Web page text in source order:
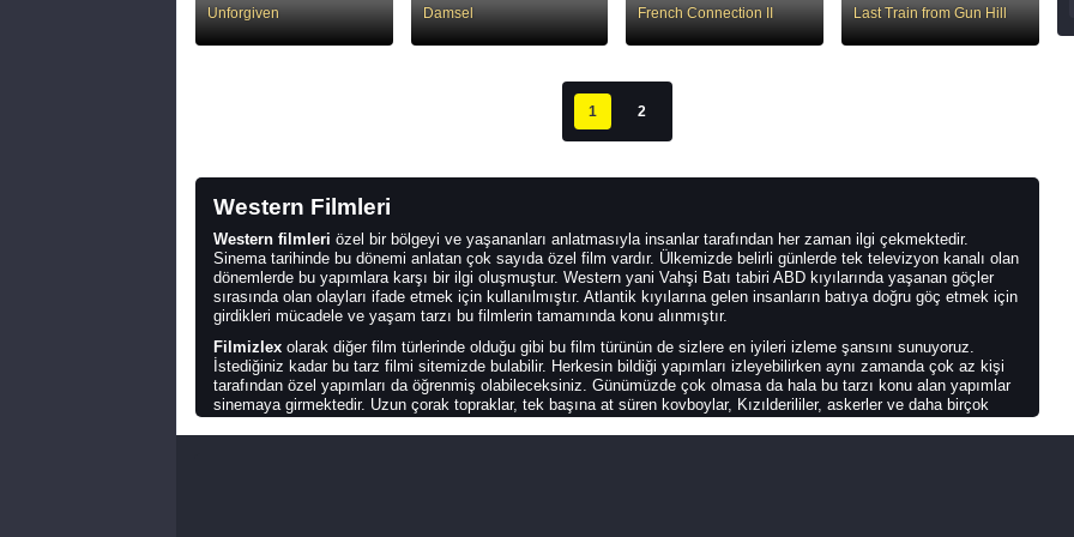
Unforgiven Damsel French Connection II Last Train from Gun Hill
1 2
Western Filmleri
Western filmleri özel bir bölgeyi ve yaşananları anlatmasıyla insanlar tarafından her zaman ilgi çekmektedir.
Sinema tarihinde bu dönemi anlatan çok sayıda özel film vardır. Ülkemizde belirli günlerde tek televizyon kanalı olan
dönemlerde bu yapımlara karşı bir ilgi oluşmuştur. Western yani Vahşi Batı tabiri ABD kıyılarında yaşanan göçler
sırasında olan olayları ifade etmek için kullanılmıştır. Atlantik kıyılarına gelen insanların batıya doğru göç etmek için
girdikleri mücadele ve yaşam tarzı bu filmlerin tamamında konu alınmıştır.
Filmizlex olarak diğer film türlerinde olduğu gibi bu film türünün de sizlere en iyileri izleme şansını sunuyoruz.
İstediğiniz kadar bu tarz filmi sitemizde bulabilir. Herkesin bildiği yapımları izleyebilirken aynı zamanda çok az kişi
tarafından özel yapımları da öğrenmiş olabileceksiniz. Günümüzde çok olmasa da hala bu tarzı konu alan yapımlar
sinemaya girmektedir. Uzun çorak topraklar, tek başına at süren kovboylar, Kızılderililer, askerler ve daha birçok
detay bu filmlerde her zaman konu alınabilmektedir.